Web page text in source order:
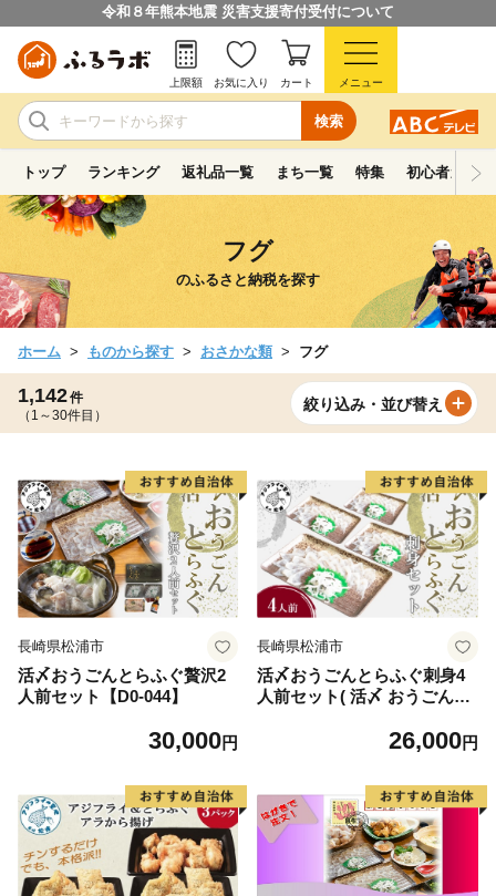
令和８年熊本地震 災害支援寄付受付について
検索
上限額 お気に入り カート メニュー
トップ ランキング 返礼品一覧 まち一覧 特集 初心者ガイド
フグ
のふるさと納税を探す
ホーム ものから探す おさかな類 フグ
1,142件
（1～30件目）
絞り込み・並び替え
長崎県松浦市
活〆おうごんとらふぐ贅沢2
人前セット【D0-044】
30,000円
長崎県松浦市
活〆おうごんとらふぐ刺身4
人前セット( 活〆 おうごんと
養殖 高評価 )【C6-015】
26,000円